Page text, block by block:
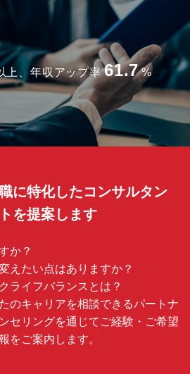
上、年収アップ率 61.7 %
に特化したコンサルタン
を提案します
か？
えたい点はありますか？
ライフバランスとは？
のキャリアを相談できるパートナ
セリングを通じてご経験・ご希望
をご案内します。